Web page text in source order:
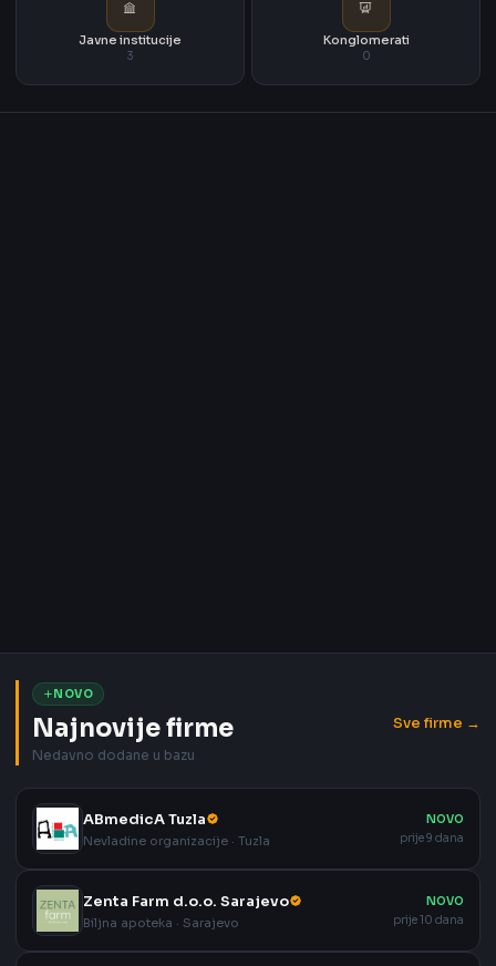
Javne institucije
3
Konglomerati
0
NOVO
Najnovije firme
Nedavno dodane u bazu
Sve firme →
ABmedicA Tuzla
Nevladine organizacije · Tuzla
NOVO
prije 9 dana
Zenta Farm d.o.o. Sarajevo
Biljna apoteka · Sarajevo
NOVO
prije 10 dana